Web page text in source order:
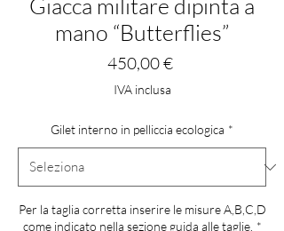
Giacca militare dipinta a
mano “Butterflies”
450,00 €Prezzo
IVA inclusa
Gilet interno in pelliccia ecologica *
Per la taglia corretta inserire le misure A,B,C,D
come indicato nella sezione guida alle taglie. *